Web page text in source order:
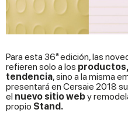
Para esta 36ª edición, las
refieren solo a los
tendencia, sino a la misma
presentará en Cersaie 2018 su
el nuevo sitio weby
propio Stand.